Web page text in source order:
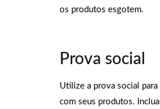
os produtos esgotem.
Prova social
Utilize a prova social
com seus produtos.